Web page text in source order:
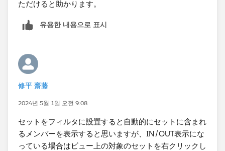
ただけると助かります。
유용한 내용으로 표시
修平 齋藤
2024년 5월 1일 오전 9:08
セットをフィルタに設置すると自動的にセットに含まれ
るメンバーを表示すると思いますが、IN/OUT表示にな
っている場合はビュー上の対象のセットを右クリックし